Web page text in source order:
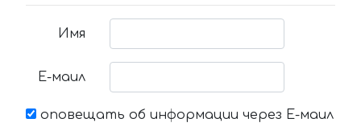
Имя
Е-маил
оповещать об информации через Е-маил